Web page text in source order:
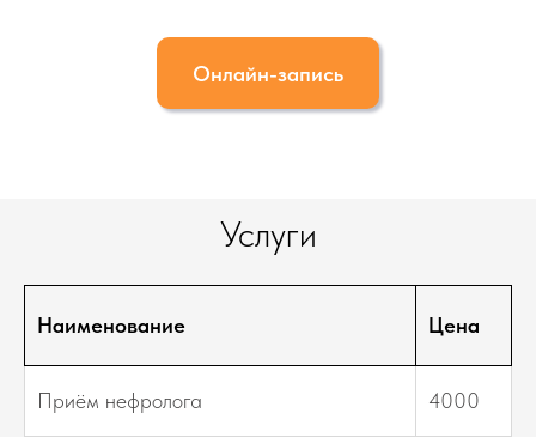
Онлайн-запись
Услуги
Наименование Цена
Приём нефролога 4000